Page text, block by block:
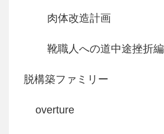
肉体改造計画
靴職人への道中途挫折編
脱構築ファミリー
overture